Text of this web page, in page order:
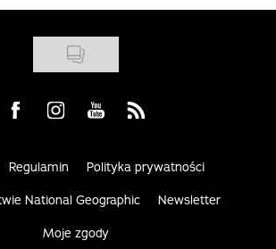
Visit us on Facebook
Visit us on Instagram
Visit us on Youtube
Visit us on Rss
Regulamin Polityka prywatności
National Geographic Newsletter
Moje zgody